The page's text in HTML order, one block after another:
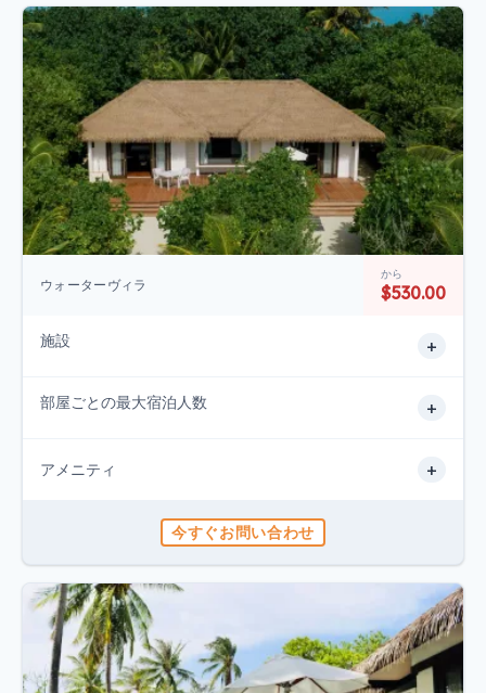
ウォーターヴィラ
から
$530.00
施設 +
部屋ごとの最大宿泊人数 +
アメニティ +
今すぐお問い合わせ